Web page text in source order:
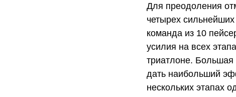
Для преодоления
четырех
команда из 10
усилия на всех
триатлоне. Большая
дать наибольший
нескольких этапах